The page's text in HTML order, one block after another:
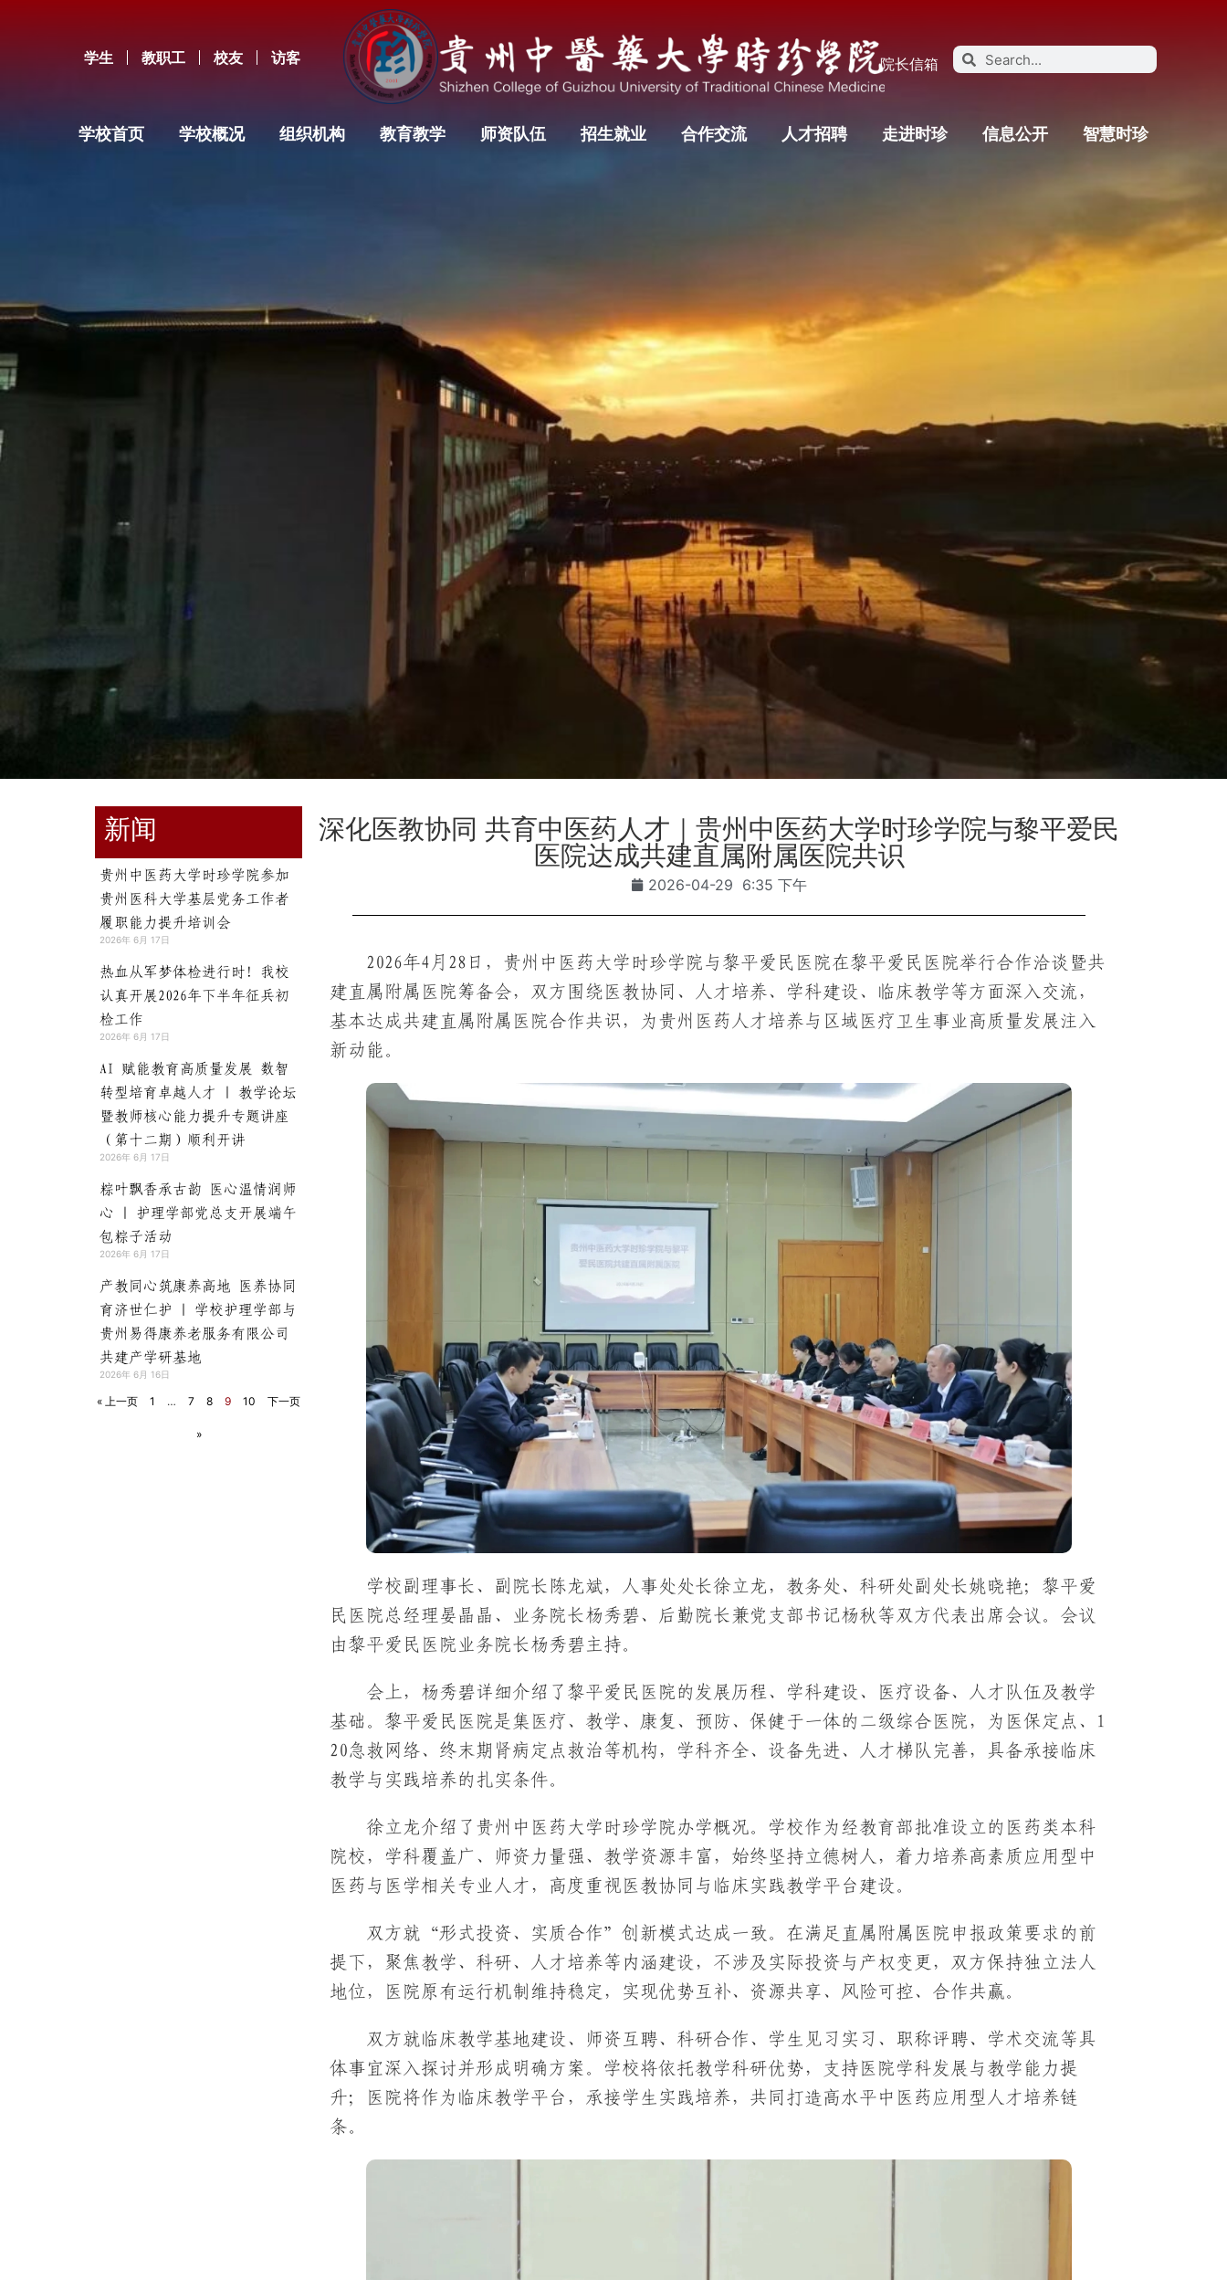
学生 教职工 校友 访客 院长信箱
学校首页 学校概况 组织机构 教育教学 师资队伍 招生就业 合作交流 人才招聘 走进时珍 信息公开 智慧时珍
新闻
贵州中医药大学时珍学院参加
贵州医科大学基层党务工作者
履职能力提升培训会
2026年 6月 17日
热血从军梦体检进行时！我校
认真开展2026年下半年征兵初
检工作
2026年 6月 17日
AI 赋能教育高质量发展 数智
转型培育卓越人才 | 教学论坛
暨教师核心能力提升专题讲座
（第十二期）顺利开讲
2026年 6月 17日
粽叶飘香承古韵 医心温情润师
心 | 护理学部党总支开展端午
包粽子活动
2026年 6月 17日
产教同心筑康养高地 医养协同
育济世仁护 | 学校护理学部与
贵州易得康养老服务有限公司
共建产学研基地
2026年 6月 16日
« 上一页 1 … 7 8 9 10 下一页
»
深化医教协同 共育中医药人才｜贵州中医药大学时珍学院与黎平爱民
医院达成共建直属附属医院共识
2026-04-29 6:35 下午
2026年4月28日，贵州中医药大学时珍学院与黎平爱民医院在黎平爱民医院举行合作洽谈暨共
建直属附属医院筹备会，双方围绕医教协同、人才培养、学科建设、临床教学等方面深入交流，
基本达成共建直属附属医院合作共识，为贵州医药人才培养与区域医疗卫生事业高质量发展注入
新动能。
学校副理事长、副院长陈龙斌，人事处处长徐立龙，教务处、科研处副处长姚晓艳；黎平爱
民医院总经理晏晶晶、业务院长杨秀碧、后勤院长兼党支部书记杨秋等双方代表出席会议。会议
由黎平爱民医院业务院长杨秀碧主持。
会上，杨秀碧详细介绍了黎平爱民医院的发展历程、学科建设、医疗设备、人才队伍及教学
基础。黎平爱民医院是集医疗、教学、康复、预防、保健于一体的二级综合医院，为医保定点、1
20急救网络、终末期肾病定点救治等机构，学科齐全、设备先进、人才梯队完善，具备承接临床
教学与实践培养的扎实条件。
徐立龙介绍了贵州中医药大学时珍学院办学概况。学校作为经教育部批准设立的医药类本科
院校，学科覆盖广、师资力量强、教学资源丰富，始终坚持立德树人，着力培养高素质应用型中
医药与医学相关专业人才，高度重视医教协同与临床实践教学平台建设。
双方就“形式投资、实质合作”创新模式达成一致。在满足直属附属医院申报政策要求的前
提下，聚焦教学、科研、人才培养等内涵建设，不涉及实际投资与产权变更，双方保持独立法人
地位，医院原有运行机制维持稳定，实现优势互补、资源共享、风险可控、合作共赢。
双方就临床教学基地建设、师资互聘、科研合作、学生见习实习、职称评聘、学术交流等具
体事宜深入探讨并形成明确方案。学校将依托教学科研优势，支持医院学科发展与教学能力提
升；医院将作为临床教学平台，承接学生实践培养，共同打造高水平中医药应用型人才培养链
条。